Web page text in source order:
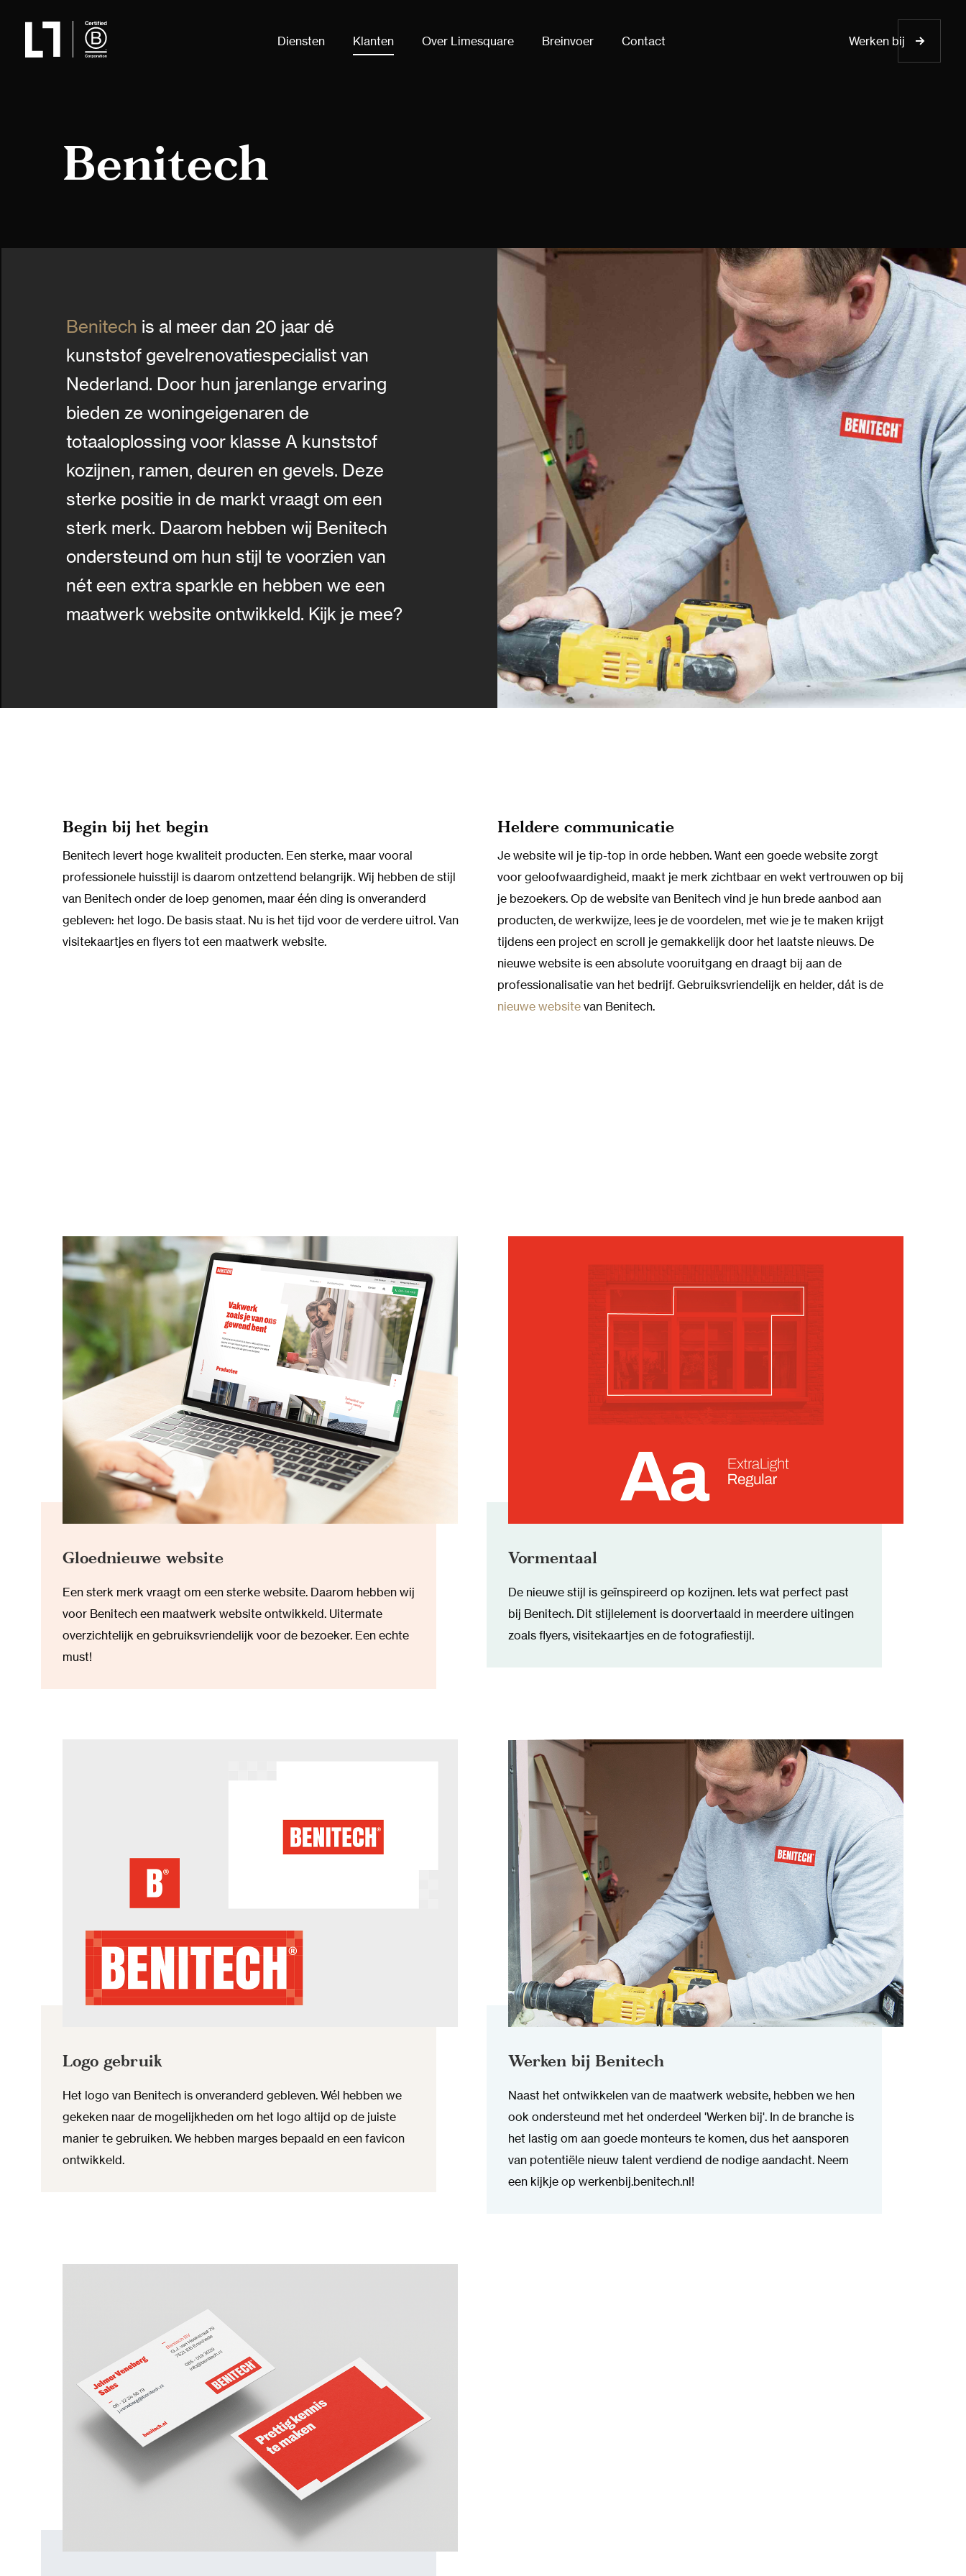
Diensten Klanten Over Limesquare Breinvoer Contact Werken bij
Benitech
Benitech is al meer dan 20 jaar dé
kunststof gevelrenovatiespecialist van
Nederland. Door hun jarenlange ervaring
bieden ze woningeigenaren de
totaaloplossing voor klasse A kunststof
kozijnen, ramen, deuren en gevels. Deze
sterke positie in de markt vraagt om een
sterk merk. Daarom hebben wij Benitech
ondersteund om hun stijl te voorzien van
nét een extra sparkle en hebben we een
maatwerk website ontwikkeld. Kijk je mee?
Begin bij het begin
Benitech levert hoge kwaliteit producten. Een sterke, maar vooral
professionele huisstijl is daarom ontzettend belangrijk. Wij hebben de stijl
van Benitech onder de loep genomen, maar één ding is onveranderd
gebleven: het logo. De basis staat. Nu is het tijd voor de verdere uitrol. Van
visitekaartjes en flyers tot een maatwerk website.
Heldere communicatie
Je website wil je tip-top in orde hebben. Want een goede website zorgt
voor geloofwaardigheid, maakt je merk zichtbaar en wekt vertrouwen op bij
je bezoekers. Op de website van Benitech vind je hun brede aanbod aan
producten, de werkwijze, lees je de voordelen, met wie je te maken krijgt
tijdens een project en scroll je gemakkelijk door het laatste nieuws. De
nieuwe website is een absolute vooruitgang en draagt bij aan de
professionalisatie van het bedrijf. Gebruiksvriendelijk en helder, dát is de
nieuwe website van Benitech.
Gloednieuwe website
Een sterk merk vraagt om een sterke website. Daarom hebben wij
voor Benitech een maatwerk website ontwikkeld. Uitermate
overzichtelijk en gebruiksvriendelijk voor de bezoeker. Een echte
must!
Vormentaal
De nieuwe stijl is geïnspireerd op kozijnen. Iets wat perfect past
bij Benitech. Dit stijlelement is doorvertaald in meerdere uitingen
zoals flyers, visitekaartjes en de fotografiestijl.
Logo gebruik
Het logo van Benitech is onveranderd gebleven. Wél hebben we
gekeken naar de mogelijkheden om het logo altijd op de juiste
manier te gebruiken. We hebben marges bepaald en een favicon
ontwikkeld.
Werken bij Benitech
Naast het ontwikkelen van de maatwerk website, hebben we hen
ook ondersteund met het onderdeel 'Werken bij'. In de branche is
het lastig om aan goede monteurs te komen, dus het aansporen
van potentiële nieuw talent verdiend de nodige aandacht. Neem
een kijkje op werkenbij.benitech.nl!